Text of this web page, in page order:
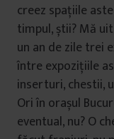
creez spațiile
timpul, știi? Mă
un an de zile trei
între expozițiile
inserturi, chestii,
Ori în orașul
eventual, nu? O